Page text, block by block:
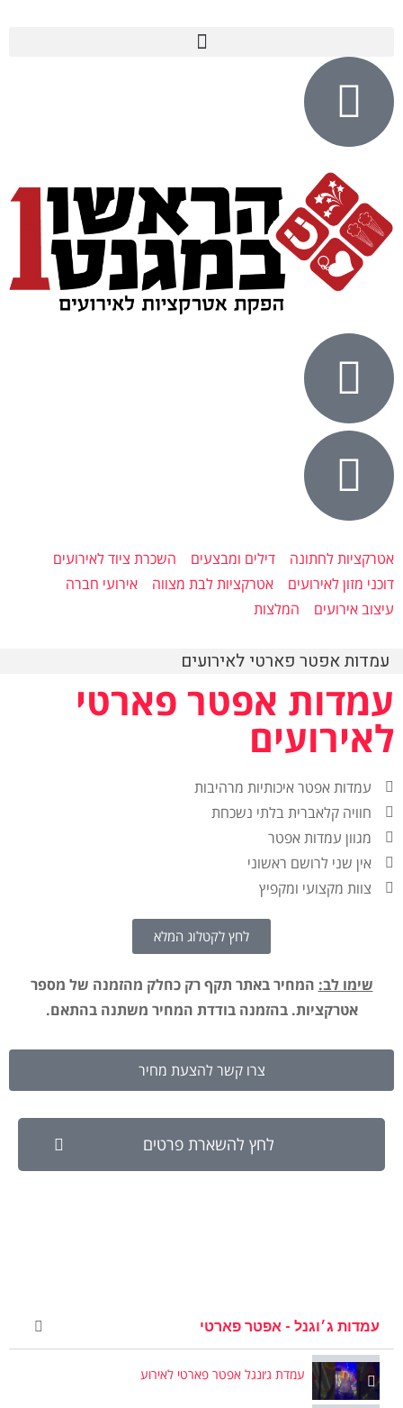
אטרקציות לחתונה דילים ומבצעים
השכרת ציוד לאירועים
דוכני מזון לאירועים
אטרקציות לבת מצווה
אירועי חברה
עיצוב אירועים
המלצות
עמדות אפטר פארטי לאירועים
עמדות אפטר פארטי
לאירועים
עמדות אפטר איכותיות מרהיבות
חוויה קלאברית בלתי נשכחת
מגוון עמדות אפטר
אין שני לרושם ראשוני
צוות מקצועי ומקפיץ
לחץ לקטלוג המלא
שימו לב: המחיר באתר תקף רק כחלק מהזמנה של מספר
אטרקציות. בהזמנה בודדת המחיר משתנה בהתאם.
צרו קשר להצעת מחיר
לחץ להשארת פרטים
עמדות ג׳וגנל - אפטר פארטי
עמדת ג׳ונגל אפטר פארטי לאירוע